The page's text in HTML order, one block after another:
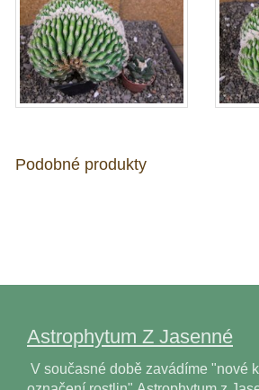
Podobné produkty
Astrophytum Z Jasenné
V současné době zavádíme "nové